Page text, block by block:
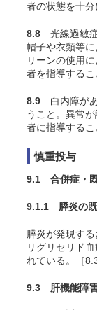
者の状態を十分
8.8 光線過敏
帽子や衣類等
リーンの使用
者を指導するこ
8.9 白内障が
うこと。異常
者に指導するこ
慎重投与
9.1 合併症・
9.1.1 膵炎の既
膵炎が発現す
リグリセリド
れている。［
9.3 肝機能障